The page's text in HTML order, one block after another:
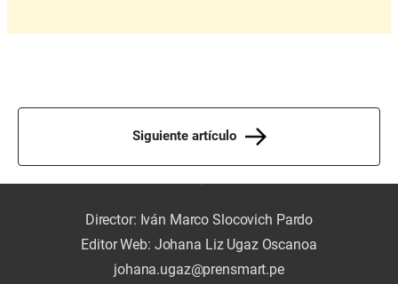
Siguiente artículo
Director: Iván Marco Slocovich Pardo
Editor Web: Johana Liz Ugaz Oscanoa
johana.ugaz@prensmart.pe